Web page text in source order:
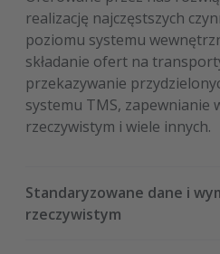
realizację najczęstszych
poziomu systemu
składanie ofert na
przekazywanie
systemu TMS, zapewnianie
rzeczywistym i wiele innych.
Standaryzowane dane i
rzeczywistym